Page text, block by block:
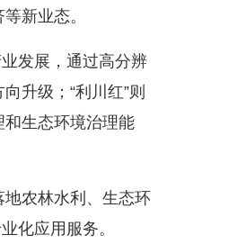
新业态。
发展，通过高分辨
升级；“利川红”则
生态环境治理能
农林水利、生态环
化应用服务。